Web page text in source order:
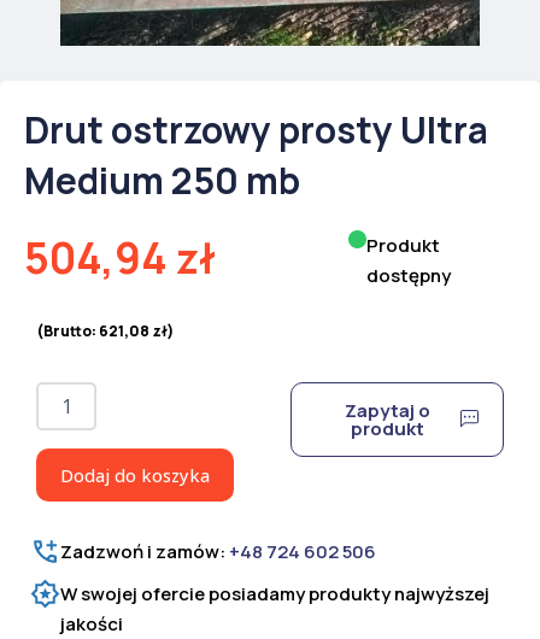
Drut ostrzowy prosty Ultra
Medium 250 mb
504,94 zł
(Brutto: 621,08 zł)
Produkt
dostępny
ilość
Drut
prosty
Ultra
250
mb
Dodaj do koszyka
Zapytaj o
produkt
Zadzwoń i zamów: +48 724 602 506
W swojej ofercie posiadamy produkty najwyższej
jakości